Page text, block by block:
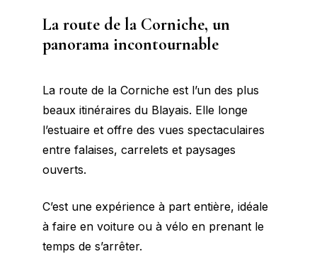
La route de la Corniche, un
panorama incontournable
La route de la Corniche est l’un des plus
beaux itinéraires du Blayais. Elle longe
l’estuaire et offre des vues spectaculaires
entre falaises, carrelets et paysages
ouverts.
C’est une expérience à part entière, idéale
à faire en voiture ou à vélo en prenant le
temps de s’arrêter.